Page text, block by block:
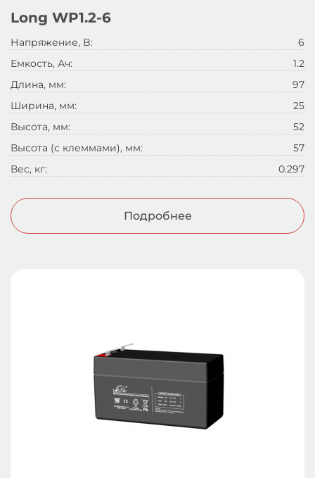
Long WP1.2-6
Напряжение, B:
6
Емкость, Ач:
1.2
Длина, мм:
97
Ширина, мм:
25
Высота, мм:
52
Высота (с клеммами), мм:
57
Вес, кг:
0.297
Подробнее